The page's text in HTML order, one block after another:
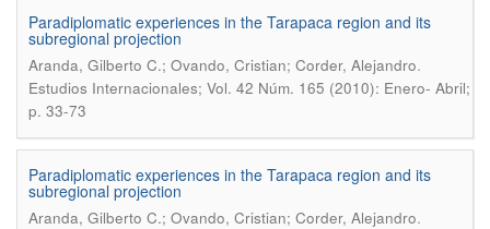
Paradiplomatic experiences in the Tarapaca region and its
subregional projection
Aranda, Gilberto C.; Ovando, Cristian; Corder, Alejandro.
Estudios Internacionales; Vol. 42 Núm. 165 (2010): Enero- Abril;
p. 33-73
Paradiplomatic experiences in the Tarapaca region and its
subregional projection
Aranda, Gilberto C.; Ovando, Cristian; Corder, Alejandro.